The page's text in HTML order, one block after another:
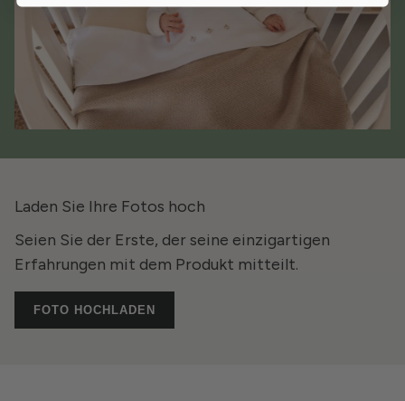
Laden Sie Ihre Fotos hoch
Seien Sie der Erste, der seine einzigartigen
Erfahrungen mit dem Produkt mitteilt.
FOTO HOCHLADEN